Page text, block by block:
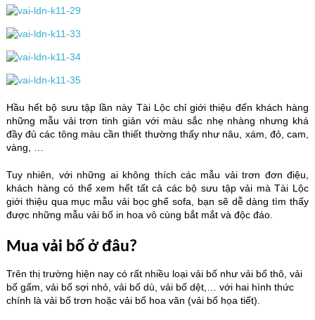
Hầu hết bộ sưu tập lần này Tài Lộc chỉ giới thiệu đến khách hàng
những mẫu vải trơn tinh giản với màu sắc nhẹ nhàng nhưng khá
đầy đủ các tông màu cần thiết thường thấy như nâu, xám, đỏ, cam,
vàng, …
Tuy nhiên, với những ai không thích các mẫu vải trơn đơn điệu,
khách hàng có thể xem hết tất cả các bộ sưu tập vải mà Tài Lộc
giới thiệu qua mục mẫu vải bọc ghế sofa, bạn sẽ dễ dàng tìm thấy
được những mẫu vải bố in hoa vô cùng bắt mắt và độc đáo.
Mua vải bố ở đâu?
Trên thị trường hiện nay có rất nhiều loại vải bố như vải bố thô, vải
bố gấm, vải bố sợi nhỏ, vải bố dù, vải bố dệt,… với hai hình thức
chính là vải bố trơn hoặc vải bố hoa văn (vải bố họa tiết).